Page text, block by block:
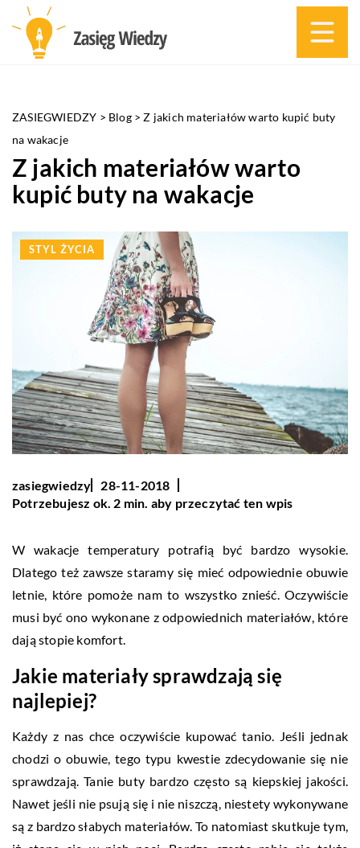
ZASIEGWIEDZY > Blog>Z jakich materiałów warto kupić buty
na wakacje
Z jakich materiałów warto
kupić buty na wakacje
STYL ŻYCIA
zasiegwiedzy
28-11-2018
Potrzebujesz ok. 2 min. aby przeczytać ten wpis
W wakacje temperatury potrafią być bardzo wysokie.
Dlatego też zawsze staramy się mieć odpowiednie obuwie
letnie, które pomoże nam to wszystko znieść. Oczywiście
musi być ono wykonane z odpowiednich materiałów, które
dają stopie komfort.
Jakie materiały sprawdzają się
najlepiej?
Każdy z nas chce oczywiście kupować tanio. Jeśli jednak
chodzi o obuwie, tego typu kwestie zdecydowanie się nie
sprawdzają. Tanie buty bardzo często są kiepskiej jakości.
Nawet jeśli nie psują się i nie niszczą, niestety wykonywane
są z bardzo słabych materiałów. To natomiast skutkuje tym,